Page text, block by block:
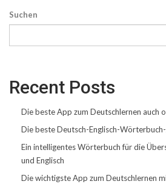
Suchen
Recent Posts
Die beste App zum Deutschlernen auch
Die beste Deutsch-Englisch-
Ein intelligentes Wörterbuch für die
und Englisch
Die wichtigste App zum Deutschlernen